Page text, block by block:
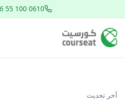
55 100 0610
آخر تحديث